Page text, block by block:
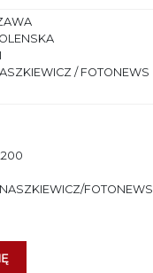
/ FOTONEWS
FOTONEWS